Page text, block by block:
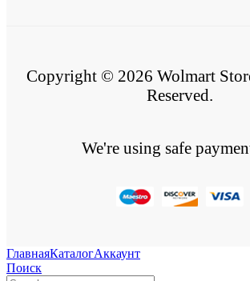
Copyright © 2026 Wolmart
Reserved.
We're using safe
ГлавнаяКаталогАккаунт
Поиск